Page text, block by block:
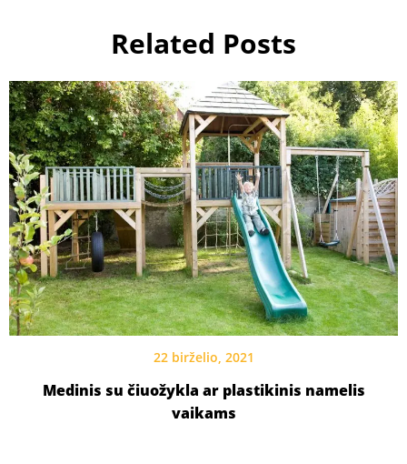
Related Posts
22 birželio, 2021
Medinis su čiuožykla ar plastikinis namelis
vaikams